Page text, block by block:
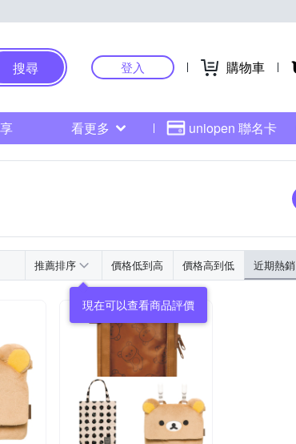
搜尋 登入 購物車
看更多 uniopen 聯名卡
推薦排序 價格低到高 價格高到低 近期熱銷
現在可以查看商品評價